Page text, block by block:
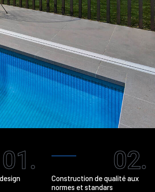
01. 02.
Construction de qualité aux
normes et standars